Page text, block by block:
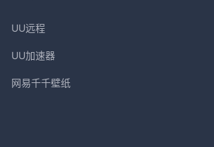
UU远程
UU加速器
网易千千壁纸